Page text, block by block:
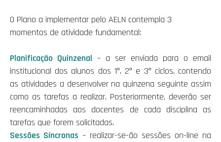
O Plano a implementar pelo AELN contempla 3
momentos de atividade fundamental:
Planificação Quinzenal – a ser enviada para o email
institucional dos alunos dos 1º, 2º e 3º ciclos, contendo
as atividades a desenvolver na quinzena seguinte assim
como as tarefas a realizar. Posteriormente, deverão ser
reencaminhadas aos docentes de cada disciplina as
tarefas que forem solicitadas.
Sessões Síncronas – realizar-se-ão sessões on-line na